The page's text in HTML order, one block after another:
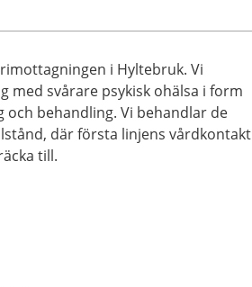
i Hyltebruk. Vi
med svårare psykisk ohälsa i form
behandling. Vi behandlar de
där första linjens vårdkontakt
till.